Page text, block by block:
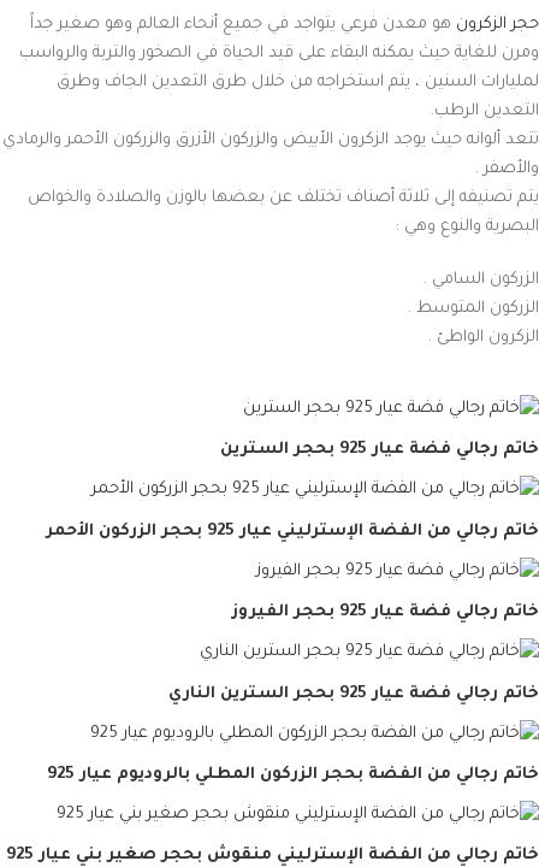
حجر الزكرون هو معدن فرعي يتواجد في جميع أنحاء العالم وهو صغير جداً
ومرن للغاية حيث يمكنه البقاء على قيد الحياة في الصخور والتربة والرواسب
لمليارات السنين ، يتم استخراجه من خلال طرق التعدين الجاف وطرق
التعدين الرطب.
تتعد ألوانه حيث يوجد الزكرون الأبيض والزركون الأزرق والزركون الأحمر والرمادي
والأصفر .
يتم تصنيفه إلى ثلاثة أصناف تختلف عن بعضها بالوزن والصلادة والخواص
البصرية والنوع وهي :
الزركون السامي .
الزركون المتوسط .
الزكرون الواطئ .
خاتم رجالي فضة عيار 925 بحجر السترين
خاتم رجالي من الفضة الإسترليني عيار 925 بحجر الزركون الأحمر
خاتم رجالي فضة عيار 925 بحجر الفيروز
خاتم رجالي فضة عيار 925 بحجر السترين الناري
خاتم رجالي من الفضة بحجر الزركون المطلي بالروديوم عيار 925
خاتم رجالي من الفضة الإسترليني منقوش بحجر صغير بني عيار 925